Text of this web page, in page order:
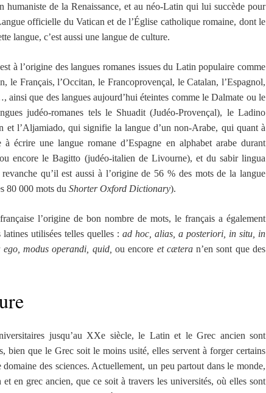
de la Renaissance, et au néo-Latin qui lui succède pour
officielle du Vatican et de l’Église catholique romaine, dont le
langue, c’est aussi une langue de culture.
à l’origine des langues romanes issues du Latin populaire comme
le Français, l’Occitan, le Francoprovençal, le Catalan, l’Espagnol,
ainsi que des langues aujourd’hui éteintes comme le Dalmate ou le
judéo-romanes tels le Shuadit (Judéo-Provençal), le Ladino
et l’Aljamiado, qui signifie la langue d’un non-Arabe, qui quant à
écrire une langue romane d’Espagne en alphabet arabe durant
encore le Bagitto (judéo-italien de Livourne), et du sabir lingua
qu’il est aussi à l’origine de 56 % des mots de la langue
80 000 mots du Shorter Oxford Dictionary).
l’origine de bon nombre de mots, le français a également
utilisées telles quelles : ad hoc, alias, a posteriori, in situ, in
modus operandi, quid, ou encore et cæteran’en sont que des
jusqu’au XXe siècle, le Latin et le Grec ancien sont
bien que le Grec soit le moins usité, elles servent à forger certains
des sciences. Actuellement, un peu partout dans le monde,
en grec ancien, que ce soit à travers les universités, où elles sont